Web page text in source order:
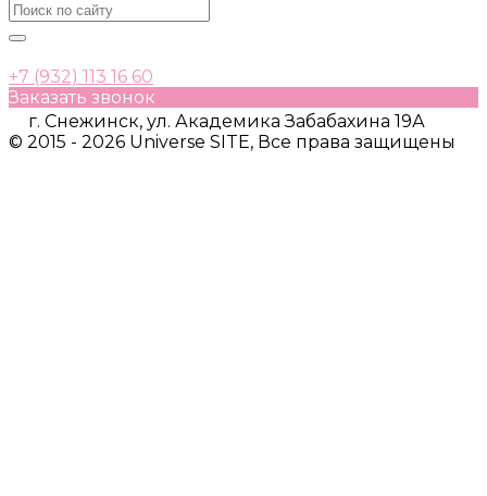
+7 (932) 113 16 60
Заказать звонок
г. Снежинск, ул. Академика Забабахина 19А
© 2015 - 2026 Universe SITE, Все права защищены